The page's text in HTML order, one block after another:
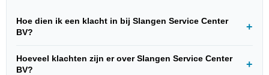
Hoe dien ik een klacht in bij Slangen Service Center
BV?
Hoeveel klachten zijn er over Slangen Service Center
BV?